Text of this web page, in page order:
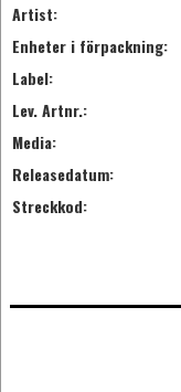
Artist:
Enheter i förpackning:
Label:
Lev. Artnr.:
Media:
Releasedatum:
Streckkod: